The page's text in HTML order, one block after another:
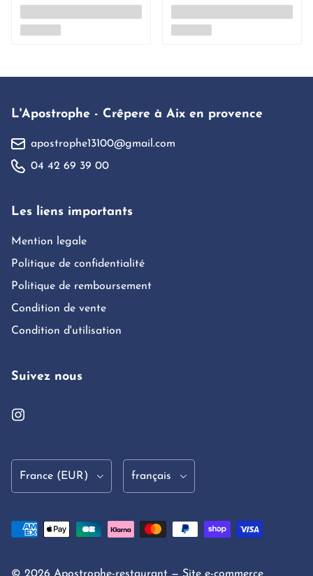
L'Apostrophe - Crêpere à Aix en provence
apostrophe13100@gmail.com
04 42 69 39 00
Les liens importants
Mention legale
Politique de confidentialité
Politique de remboursement
Condition de vente
Condition d'utilisation
Suivez nous